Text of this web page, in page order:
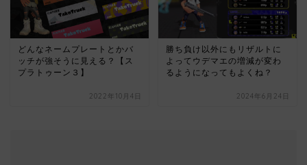
どんなネームプレートとかバ
ッチが強そうに見える？【ス
プラトゥーン３】
2022年10月4日
勝ち負け以外にもリザルトに
よってウデマエの増減が変わ
るようになってもよくね？
2024年6月24日